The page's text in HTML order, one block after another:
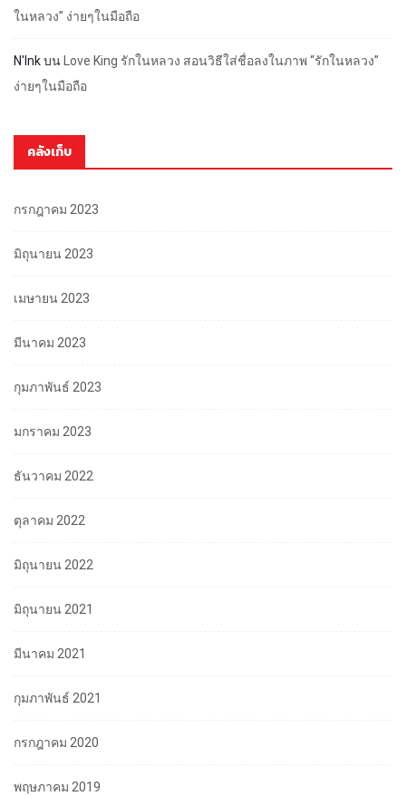
ในหลวง” ง่ายๆในมือถือ
N'Inkบน
Love King รักในหลวง สอนวิธีใส่ชื่อลงในภาพ “รักในหลวง”
ง่ายๆในมือถือ
คลังเก็บ
กรกฎาคม 2023
มิถุนายน 2023
เมษายน 2023
มีนาคม 2023
กุมภาพันธ์ 2023
มกราคม 2023
ธันวาคม 2022
ตุลาคม 2022
มิถุนายน 2022
มิถุนายน 2021
มีนาคม 2021
กุมภาพันธ์ 2021
กรกฎาคม 2020
พฤษภาคม 2019